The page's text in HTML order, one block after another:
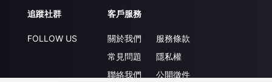
追蹤社群
FOLLOW US
客戶服務
關於我們
常見問題
聯絡我們
服務條款
隱私權
公開徵件